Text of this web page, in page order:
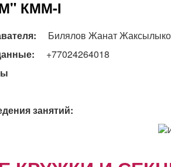
КММ-І
Билялов Жанат
+77024264018
занятий: